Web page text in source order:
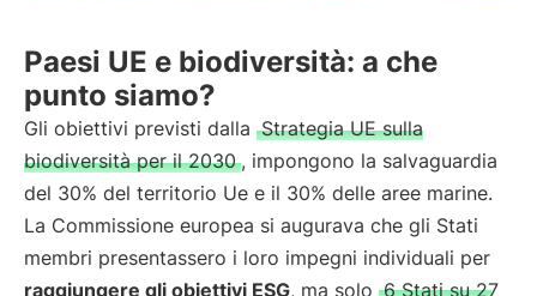
Paesi UE e biodiversità: a che
punto siamo?
Gli obiettivi previsti dalla Strategia UE sulla
biodiversità per il 2030 , impongono la salvaguardia
del 30% del territorio Ue e il 30% delle aree marine.
La Commissione europea si augurava che gli Stati
membri presentassero i loro impegni individuali per
raggiungere gli obiettivi ESG, ma solo 6 Stati su 27